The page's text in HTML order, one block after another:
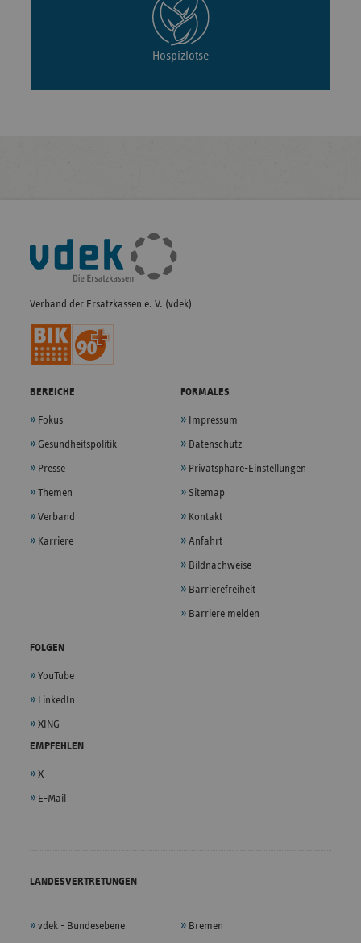
Hospizlotse
Fußleisten-
Navigation
Verband der Ersatzkassen e. V. (vdek)
BEREICHE
Fokus
Gesundheitspolitik
Presse
Themen
Verband
Karriere
FORMALES
Impressum
Datenschutz
Privatsphäre-Einstellungen
Sitemap
Kontakt
Anfahrt
Bildnachweise
Barrierefreiheit
Barriere melden
FOLGEN
YouTube
LinkedIn
XING
EMPFEHLEN
X
E-Mail
LANDESVERTRETUNGEN
vdek - Bundesebene Bremen